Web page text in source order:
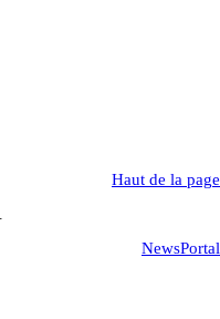
Haut de la page
NewsPortal